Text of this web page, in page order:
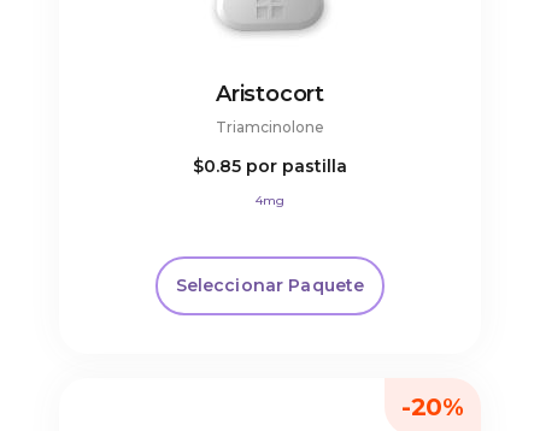
Aristocort
Triamcinolone
$0.85 por pastilla
4mg
Seleccionar Paquete
-20%